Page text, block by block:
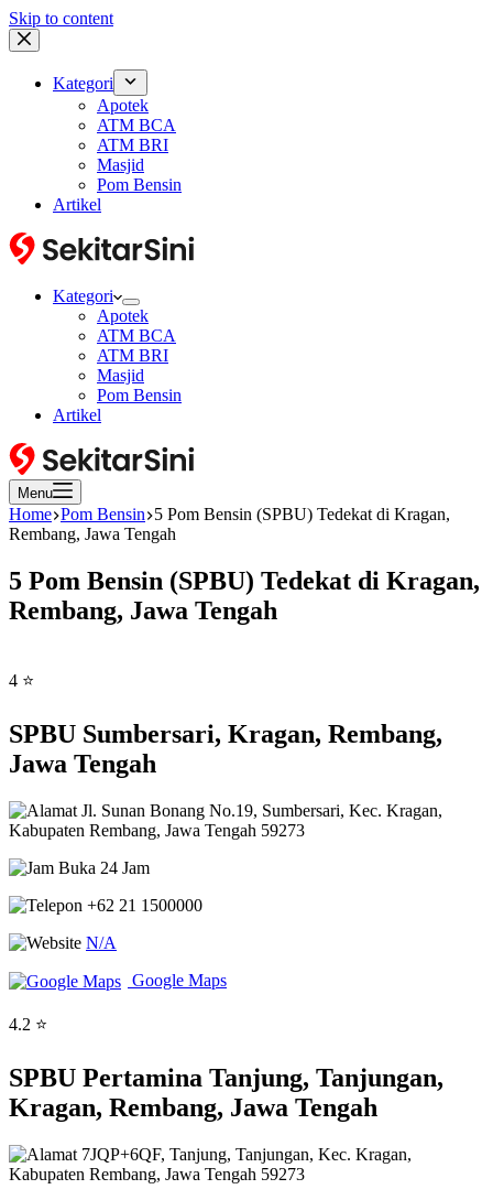
Skip to content
Kategori
Apotek
ATM BCA
ATM BRI
Masjid
Pom Bensin
Artikel
Kategori
Apotek
ATM BCA
ATM BRI
Masjid
Pom Bensin
Artikel
Menu
Home Pom Bensin 5 Pom Bensin (SPBU) Tedekat di Kragan,
Rembang, Jawa Tengah
5 Pom Bensin (SPBU) Tedekat di Kragan,
Rembang, Jawa Tengah
4 ⭐
SPBU Sumbersari, Kragan, Rembang,
Jawa Tengah
Jl. Sunan Bonang No.19, Sumbersari, Kec. Kragan,
Kabupaten Rembang, Jawa Tengah 59273
Buka 24 Jam
+62 21 1500000
N/A
Google Maps
4.2 ⭐
SPBU Pertamina Tanjung, Tanjungan,
Kragan, Rembang, Jawa Tengah
7JQP+6QF, Tanjung, Tanjungan, Kec. Kragan,
Kabupaten Rembang, Jawa Tengah 59273